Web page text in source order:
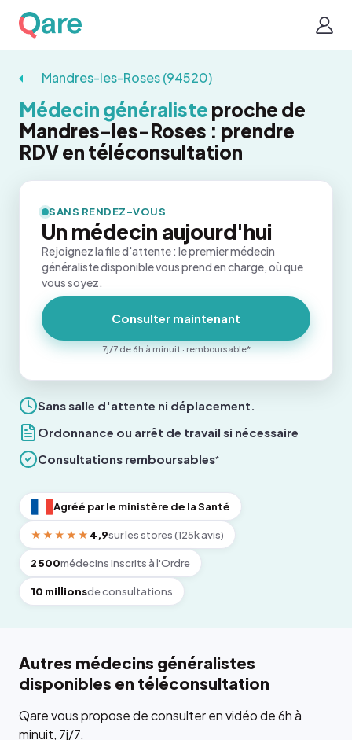
Mandres-les-Roses (94520)
Médecin généraliste proche de
Mandres-les-Roses : prendre
RDV en téléconsultation
Sans salle d'attente ni déplacement.
Ordonnance ou arrêt de travail si nécessaire
Consultations remboursables*
Agréé par le ministère de la Santé
★★★★★ 4,9sur les stores (125k avis)
2 500médecins inscrits à l'Ordre
10 millionsde consultations
SANS RENDEZ-VOUS
Un médecin aujourd'hui
Rejoignez la file d'attente : le premier médecin
généraliste disponible vous prend en charge, où que
vous soyez.
Consulter maintenant
7j/7 de 6h à minuit · remboursable*
Autres médecins généralistes
disponibles en téléconsultation
Qare vous propose de consulter en vidéo de 6h à
minuit, 7j/7.